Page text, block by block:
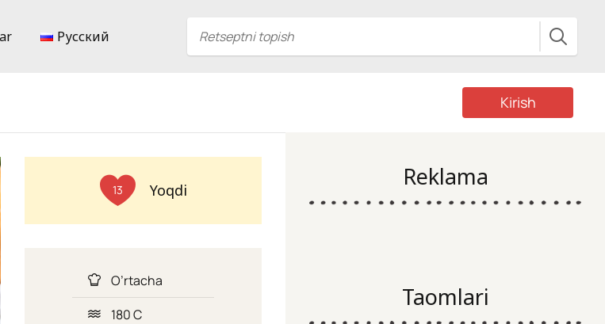
Русский
Kirish
13 Yoqdi
O’rtacha
180 C
Reklama
Taomlari